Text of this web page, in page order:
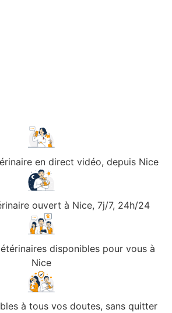
en direct vidéo, depuis Nice
ouvert à Nice, 7j/7, 24h/24
disponibles pour vous à
Nice
à tous vos doutes, sans quitter